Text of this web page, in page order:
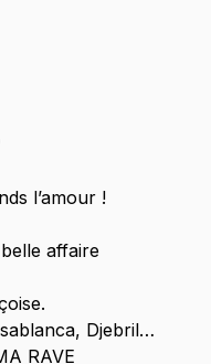
l’amour !
affaire
Djebril…
RAVE